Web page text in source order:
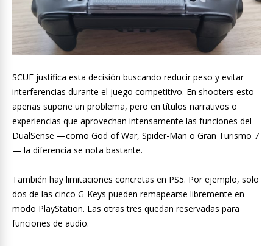
SCUF justifica esta decisión buscando reducir peso y evitar
interferencias durante el juego competitivo. En shooters esto
apenas supone un problema, pero en títulos narrativos o
experiencias que aprovechan intensamente las funciones del
DualSense —como God of War, Spider-Man o Gran Turismo 7
— la diferencia se nota bastante.
También hay limitaciones concretas en PS5. Por ejemplo, solo
dos de las cinco G-Keys pueden remapearse libremente en
modo PlayStation. Las otras tres quedan reservadas para
funciones de audio.